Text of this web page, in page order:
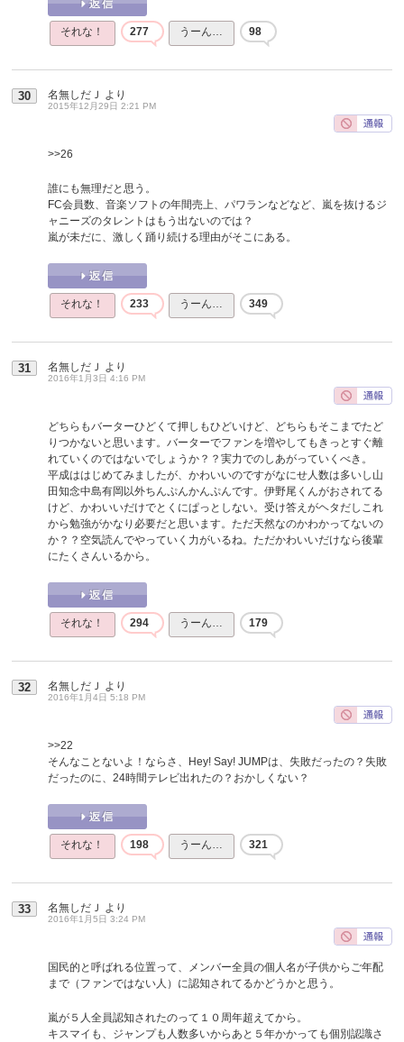
それな！ 277 うーん… 98
30 名無しだＪ より
2015年12月29日 2:21 PM
>>26
誰にも無理だと思う。
FC会員数、音楽ソフトの年間売上、パワランなどなど、嵐を抜けるジ
ャニーズのタレントはもう出ないのでは？
嵐が未だに、激しく踊り続ける理由がそこにある。
それな！ 233 うーん… 349
31 名無しだＪ より
2016年1月3日 4:16 PM
どちらもバーターひどくて押しもひどいけど、どちらもそこまでたど
りつかないと思います。バーターでファンを増やしてもきっとすぐ離
れていくのではないでしょうか？？実力でのしあがっていくべき。
平成ははじめてみましたが、かわいいのですがなにせ人数は多いし山
田知念中島有岡以外ちんぷんかんぷんです。伊野尾くんがおされてる
けど、かわいいだけでとくにぱっとしない。受け答えがヘタだしこれ
から勉強がかなり必要だと思います。ただ天然なのかわかってないの
か？？空気読んでやっていく力がいるね。ただかわいいだけなら後輩
にたくさんいるから。
それな！ 294 うーん… 179
32 名無しだＪ より
2016年1月4日 5:18 PM
>>22
そんなことないよ！ならさ、Hey! Say! JUMPは、失敗だったの？失敗
だったのに、24時間テレビ出れたの？おかしくない？
それな！ 198 うーん… 321
33 名無しだＪ より
2016年1月5日 3:24 PM
国民的と呼ばれる位置って、メンバー全員の個人名が子供からご年配
まで（ファンではない人）に認知されてるかどうかと思う。
嵐が５人全員認知されたのって１０周年超えてから。
キスマイも、ジャンプも人数多いからあと５年かかっても個別認識さ